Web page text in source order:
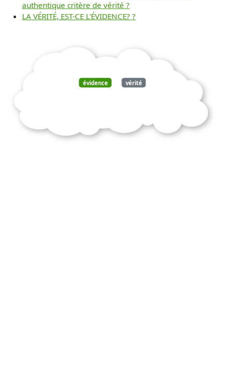
authentique critère de vérité ?
LA VÉRITÉ, EST-CE L'ÉVIDENCE? ?
évidence vérité